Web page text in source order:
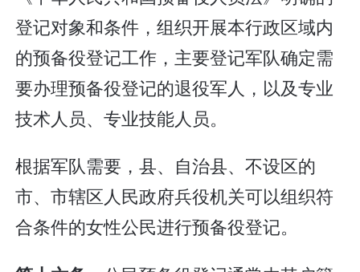
登记对象和条件，组织开展本行政区域内
的预备役登记工作，主要登记军队确定需
要办理预备役登记的退役军人，以及专业
技术人员、专业技能人员。
根据军队需要，县、自治县、不设区的
市、市辖区人民政府兵役机关可以组织符
合条件的女性公民进行预备役登记。